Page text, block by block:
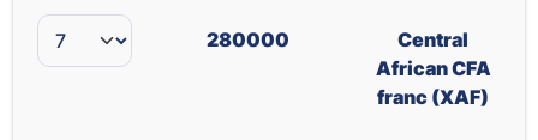
280000
Central
African CFA
franc (XAF)